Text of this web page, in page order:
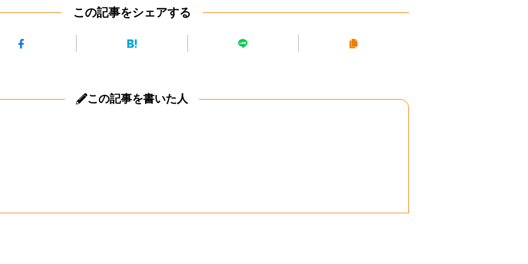
この記事をシェアする
この記事を書いた人